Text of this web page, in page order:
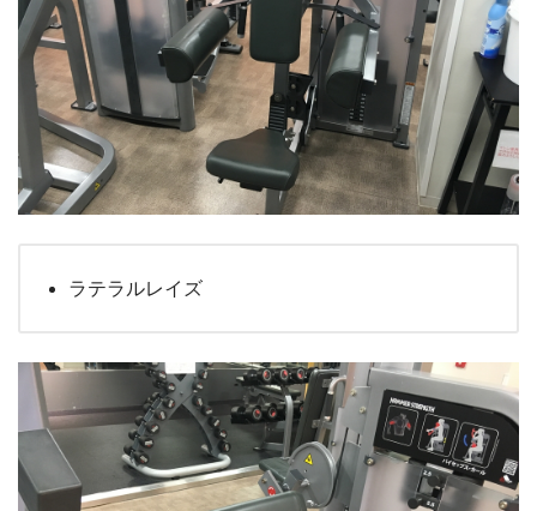
ラテラルレイズ